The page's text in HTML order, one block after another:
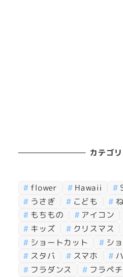
カテゴ
flower Hawaii
うさぎ
こども
もちもの
アイコン
キッズ
クリスマス
ショートカット
シ
スタバ
スマホ
フラダンス
フラペ